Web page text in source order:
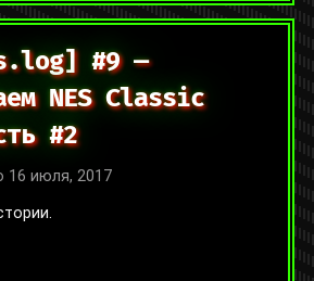
#9 —
NES Classic
#2
16 июля, 2017